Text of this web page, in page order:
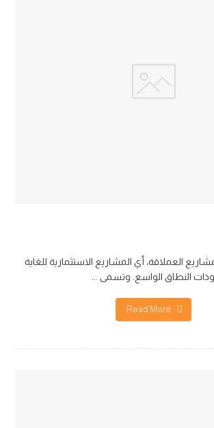
العملاقة، أي المشاريع الاستثمارية للغاية
وذات النطاق الواسع. وتسمى ...
Read More